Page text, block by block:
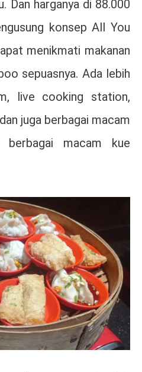
Dan harganya di 88.000
konsep All You
menikmati makanan
sepuasnya. Ada lebih
live cooking station,
juga berbagai macam
macam kue